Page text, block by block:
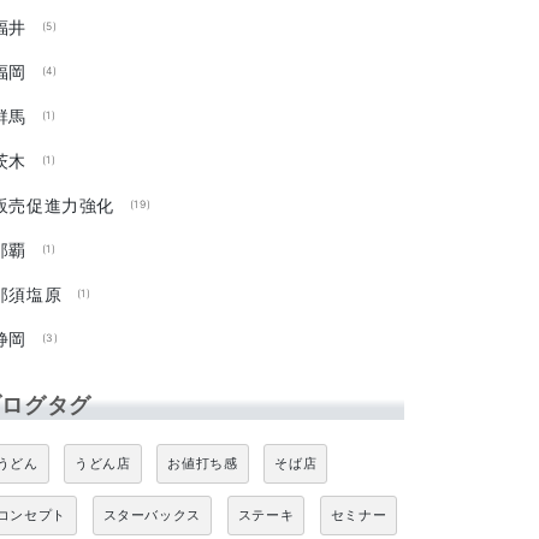
井 (5)
岡 (4)
馬 (1)
木 (1)
売促進力強化 (19)
覇 (1)
須塩原 (1)
岡 (3)
グタグ
どん うどん店 お値打ち感 そば店
ンセプト スターバックス ステーキ セミナー